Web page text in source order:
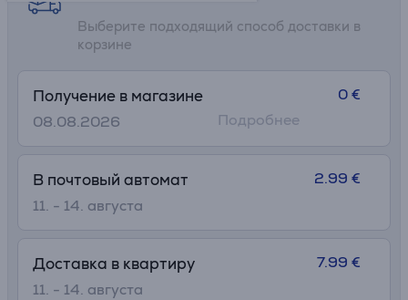
Выберите подходящий способ доставки в
корзине
Получение в магазине
08.08.2026
0 €
Подробнее
В почтовый автомат
11. - 14. августа
2.99 €
Доставка в квартиру
11. - 14. августа
7.99 €